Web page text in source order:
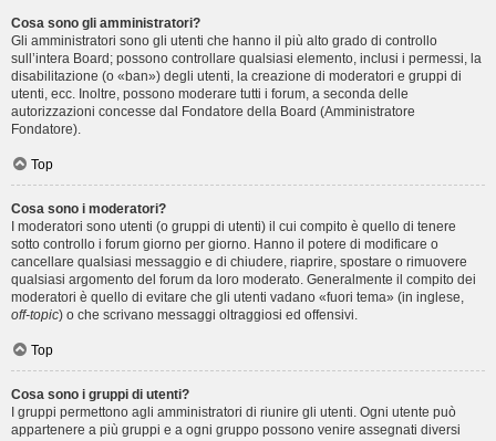
Cosa sono gli amministratori?
Gli amministratori sono gli utenti che hanno il più alto grado di controllo
sull’intera Board; possono controllare qualsiasi elemento, inclusi i permessi, la
disabilitazione (o «ban») degli utenti, la creazione di moderatori e gruppi di
utenti, ecc. Inoltre, possono moderare tutti i forum, a seconda delle
autorizzazioni concesse dal Fondatore della Board (Amministratore
Fondatore).
Top
Cosa sono i moderatori?
I moderatori sono utenti (o gruppi di utenti) il cui compito è quello di tenere
sotto controllo i forum giorno per giorno. Hanno il potere di modificare o
cancellare qualsiasi messaggio e di chiudere, riaprire, spostare o rimuovere
qualsiasi argomento del forum da loro moderato. Generalmente il compito dei
moderatori è quello di evitare che gli utenti vadano «fuori tema» (in inglese,
off-topic) o che scrivano messaggi oltraggiosi ed offensivi.
Top
Cosa sono i gruppi di utenti?
I gruppi permettono agli amministratori di riunire gli utenti. Ogni utente può
appartenere a più gruppi e a ogni gruppo possono venire assegnati diversi